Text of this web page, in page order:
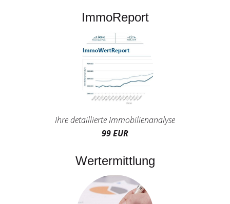
ImmoReport
Ihre detaillierte Immobilienanalyse
99 EUR
Wertermittlung